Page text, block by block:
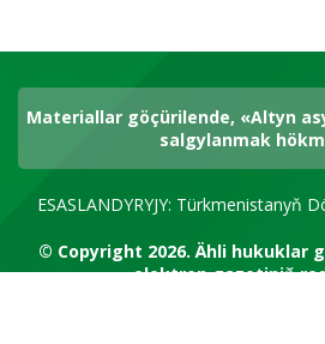
Materiallar göçürilende, «Altyn
salgylanmak
ESASLANDYRYJY: Türkmenistanyň
© Copyright 2026.Ähli hukuklar
elektron gazetiniň